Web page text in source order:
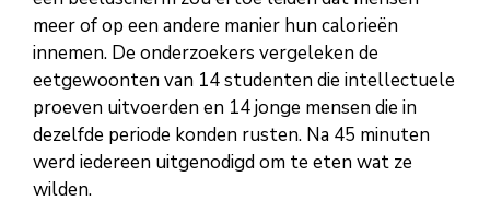
meer of op een andere manier hun calorieën
innemen. De onderzoekers vergeleken de
eetgewoonten van 14 studenten die intellectuele
proeven uitvoerden en 14 jonge mensen die in
dezelfde periode konden rusten. Na 45 minuten
werd iedereen uitgenodigd om te eten wat ze
wilden.